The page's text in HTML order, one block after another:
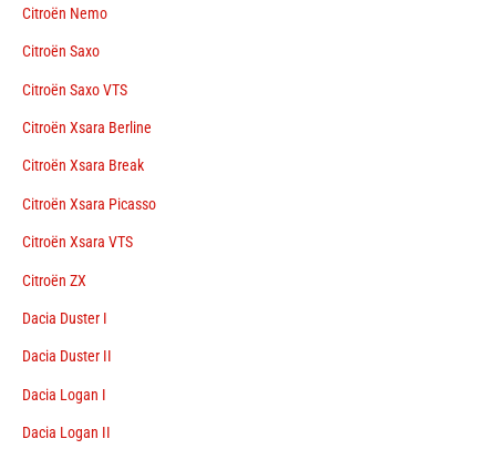
Citroën Nemo
Citroën Saxo
Citroën Saxo VTS
Citroën Xsara Berline
Citroën Xsara Break
Citroën Xsara Picasso
Citroën Xsara VTS
Citroën ZX
Dacia Duster I
Dacia Duster II
Dacia Logan I
Dacia Logan II